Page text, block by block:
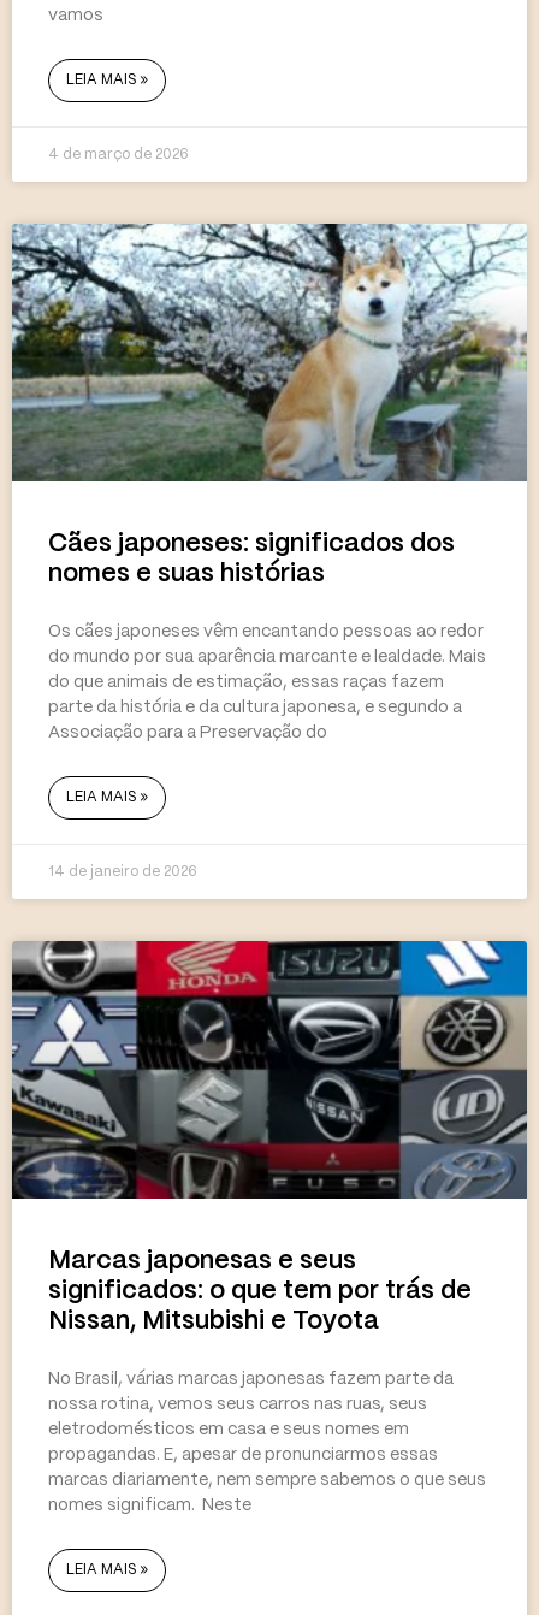
vamos
LEIA MAIS »
4 de março de 2026
Cães japoneses: significados dos
nomes e suas histórias
Os cães japoneses vêm encantando pessoas ao redor
do mundo por sua aparência marcante e lealdade. Mais
do que animais de estimação, essas raças fazem
parte da história e da cultura japonesa, e segundo a
Associação para a Preservação do
LEIA MAIS »
14 de janeiro de 2026
Marcas japonesas e seus
significados: o que tem por trás de
Nissan, Mitsubishi e Toyota
No Brasil, várias marcas japonesas fazem parte da
nossa rotina, vemos seus carros nas ruas, seus
eletrodomésticos em casa e seus nomes em
propagandas. E, apesar de pronunciarmos essas
marcas diariamente, nem sempre sabemos o que seus
nomes significam. Neste
LEIA MAIS »